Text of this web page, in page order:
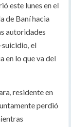
este lunes en el
de Baní hacia
autoridades
el
en lo que va del
residente en
perdió